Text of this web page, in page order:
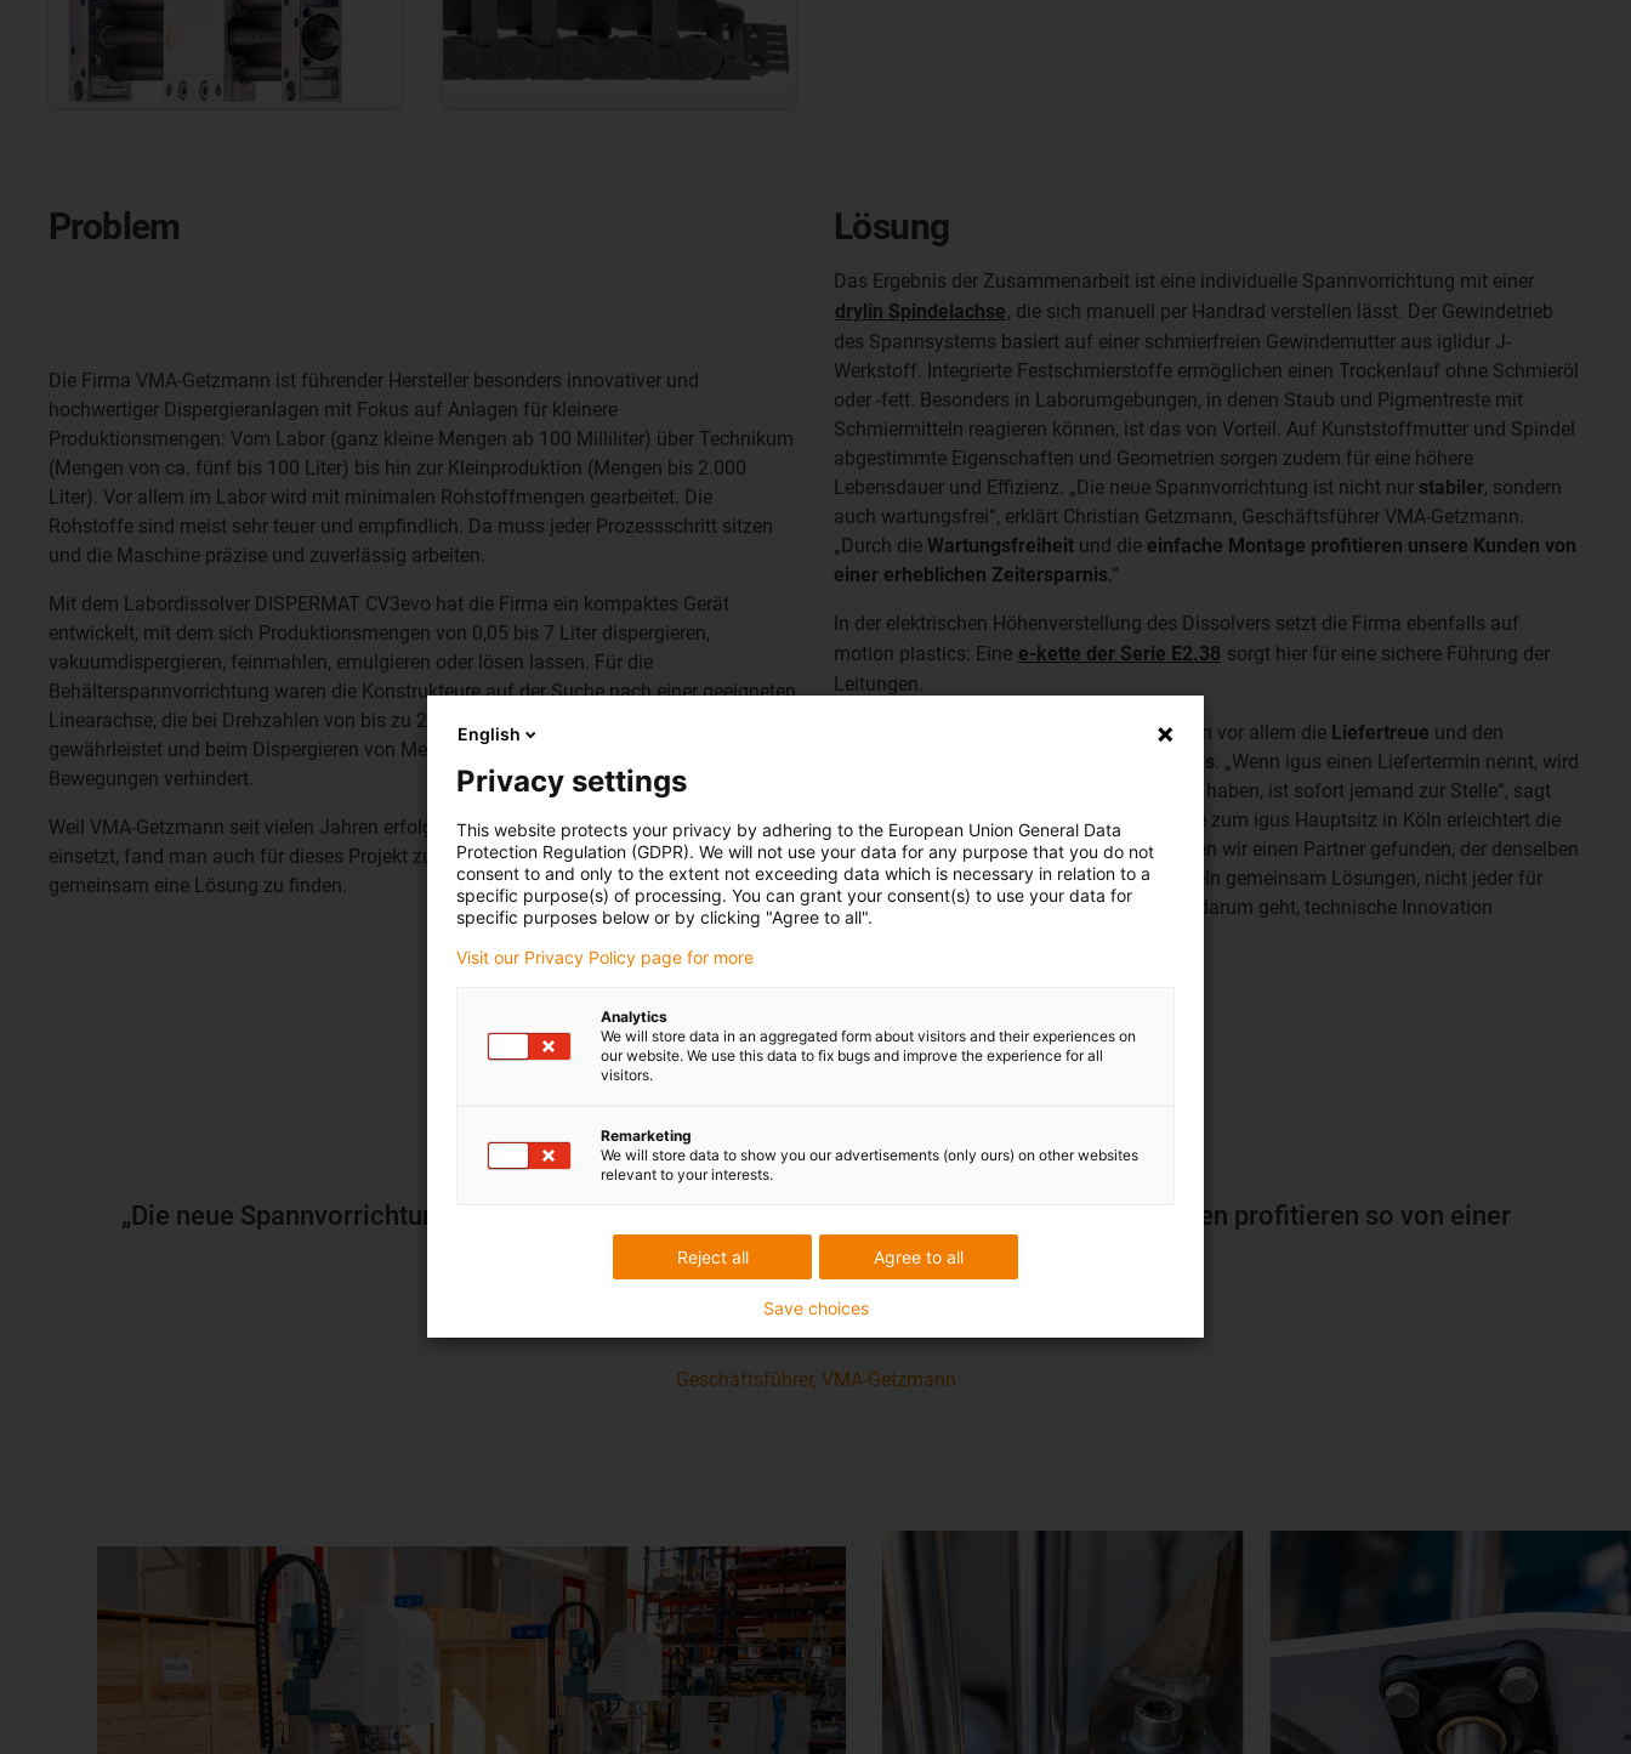
Problem
Die Firma VMA-Getzmann ist führender Hersteller besonders innovativer und
hochwertiger Dispergieranlagen mit Fokus auf Anlagen für kleinere
Produktionsmengen: Vom Labor (ganz kleine Mengen ab 100 Milliliter) über Technikum
(Mengen von ca. fünf bis 100 Liter) bis hin zur Kleinproduktion (Mengen bis 2.000
Liter). Vor allem im Labor wird mit minimalen Rohstoffmengen gearbeitet. Die
Rohstoffe sind meist sehr teuer und empfindlich. Da muss jeder Prozessschritt sitzen
und die Maschine präzise und zuverlässig arbeiten.
Mit dem Labordissolver DISPERMAT CV3evo hat die Firma ein kompaktes Gerät
entwickelt, mit dem sich Produktionsmengen von 0,05 bis 7 Liter dispergieren,
vakuumdispergieren, feinmahlen, emulgieren oder lösen lassen. Für die
Behälterspannvorrichtung waren die Konstrukteure auf der Suche nach einer geeigneten
Linearachse, die bei Drehzahlen von bis zu 20.000 U/min eine sichere Fixierung
gewährleistet und beim Dispergieren von Medien mit hoher Viskosität ungewollte
Bewegungen verhindert.
Weil VMA-Getzmann seit vielen Jahren erfolgreich Maschinenkomponenten von igus
einsetzt, fand man auch für dieses Projekt zusammen, um für die Spannvorrichtung
gemeinsam eine Lösung zu finden.
Lösung
Das Ergebnis der Zusammenarbeit ist eine individuelle Spannvorrichtung mit einer
drylin Spindelachse, die sich manuell per Handrad verstellen lässt. Der Gewindetrieb
des Spannsystems basiert auf einer schmierfreien Gewindemutter aus iglidur J-
Werkstoff. Integrierte Festschmierstoffe ermöglichen einen Trockenlauf ohne Schmieröl
oder -fett. Besonders in Laborumgebungen, in denen Staub und Pigmentreste mit
Schmiermitteln reagieren können, ist das von Vorteil. Auf Kunststoffmutter und Spindel
abgestimmte Eigenschaften und Geometrien sorgen zudem für eine höhere
Lebensdauer und Effizienz. „Die neue Spannvorrichtung ist nicht nur stabiler, sondern
auch wartungsfrei“, erklärt Christian Getzmann, Geschäftsführer VMA-Getzmann
„Durch die Wartungsfreiheit und die einfache Montage profitieren unsere Kunden von
einer erheblichen Zeitersparnis .“
In der elektrischen Höhenverstellung des Dissolvers setzt die Firma ebenfalls auf
motion plastics: Eine e-kette der Serie E2.38 sorgt hier für eine sichere Führung der
Leitungen.
Neben der technischen Qualität schätzt man vor allem die Liefertreue und den
kompetenten, schnellen Austausch mit igus . „Wenn igus einen Liefertermin nennt, wird
der auch eingehalten. Und wenn wir Fragen haben, ist sofort jemand zur Stelle“, sagt
Christian Getzmann. Die geografische Nähe zum igus Hauptsitz in Köln erleichtert die
Zusammenarbeit zusätzlich. „Mit igus haben wir einen Partner gefunden, der denselben
Qualitätsanspruch hat wie wir. Wir entwickeln gemeinsam Lösungen, nicht jeder für
sich. Das macht den Unterschied, wenn es darum geht, technische Innovation
„Die neue Spannvorrichtung ist nicht nur stabiler, sondern auch wartungsfrei – unsere Kunden profitieren so von einer
erheblichen Zeitersparnis.“
Christian Getzmann
Geschäftsführer, VMA-Getzmann
English
Privacy settings
This website protects your privacy by adhering to the European Union General Data
Protection Regulation (GDPR). We will not use your data for any purpose that you do not
consent to and only to the extent not exceeding data which is necessary in relation to a
specific purpose(s) of processing. You can grant your consent(s) to use your data for
specific purposes below or by clicking "Agree to all".
Visit our Privacy Policy page for more
Analytics
We will store data in an aggregated form about visitors and their experiences on
our website. We use this data to fix bugs and improve the experience for all
visitors.
Remarketing
We will store data to show you our advertisements (only ours) on other websites
relevant to your interests.
Agree to all
Reject all
Save choices